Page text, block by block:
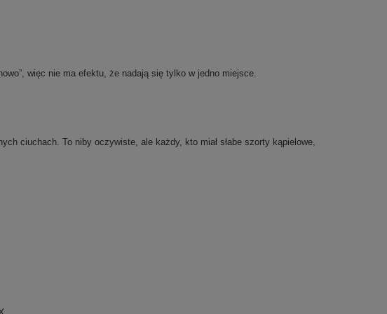
więc nie ma efektu, że nadają się tylko w jedno miejsce.
ciuchach. To niby oczywiste, ale każdy, kto miał słabe szorty kąpielowe,